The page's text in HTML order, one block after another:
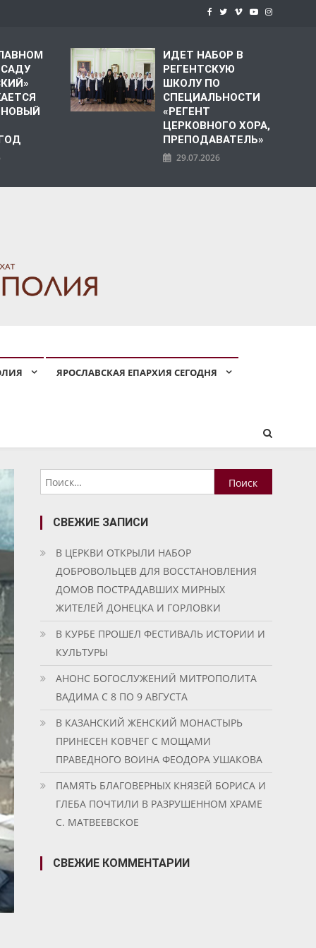
ИДЕТ НАБОР В
РЕГЕНТСКУЮ
ШКОЛУ ПО
СПЕЦИАЛЬНОСТИ
«РЕГЕНТ
ЦЕРКОВНОГО ХОРА,
ПРЕПОДАВАТЕЛЬ»
29.07.2026
ЯРОСЛАВСКАЯ ЕПАРХИЯ СЕГОДНЯ
Найти:
СВЕЖИЕ ЗАПИСИ
В ЦЕРКВИ ОТКРЫЛИ НАБОР
ДОБРОВОЛЬЦЕВ ДЛЯ ВОССТАНОВЛЕНИЯ
ДОМОВ ПОСТРАДАВШИХ МИРНЫХ
ЖИТЕЛЕЙ ДОНЕЦКА И ГОРЛОВКИ
В КУРБЕ ПРОШЕЛ ФЕСТИВАЛЬ ИСТОРИИ И
КУЛЬТУРЫ
АНОНС БОГОСЛУЖЕНИЙ МИТРОПОЛИТА
ВАДИМА С 8 ПО 9 АВГУСТА
В КАЗАНСКИЙ ЖЕНСКИЙ МОНАСТЫРЬ
ПРИНЕСЕН КОВЧЕГ С МОЩАМИ
ПРАВЕДНОГО ВОИНА ФЕОДОРА УШАКОВА
ПАМЯТЬ БЛАГОВЕРНЫХ КНЯЗЕЙ БОРИСА И
ГЛЕБА ПОЧТИЛИ В РАЗРУШЕННОМ ХРАМЕ
С. МАТВЕЕВСКОЕ
СВЕЖИЕ КОММЕНТАРИИ